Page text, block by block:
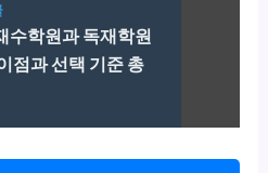
수학원과 독재학원
점과 선택 기준 총